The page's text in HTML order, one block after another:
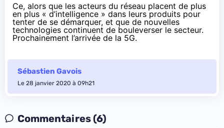
Ce, alors que les acteurs du réseau placent de plus
en plus « d’intelligence » dans leurs produits pour
tenter de se démarquer, et que de nouvelles
technologies continuent de bouleverser le secteur.
Prochainement l’arrivée de la 5G.
Sébastien Gavois
Le 28 janvier 2020 à 09h21
Commentaires (6)